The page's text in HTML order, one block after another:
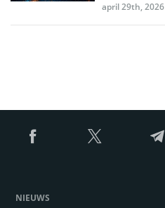
april 29th, 2026
NIEUWS